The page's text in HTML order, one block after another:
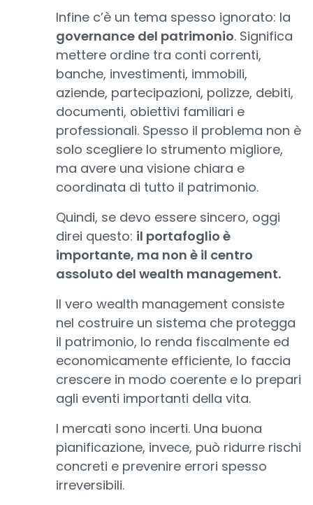
Infine c’è un tema spesso ignorato: la
governance del patrimonio. Significa
mettere ordine tra conti correnti,
banche, investimenti, immobili,
aziende, partecipazioni, polizze, debiti,
documenti, obiettivi familiari e
professionali. Spesso il problema non è
solo scegliere lo strumento migliore,
ma avere una visione chiara e
coordinata di tutto il patrimonio.
Quindi, se devo essere sincero, oggi
direi questo: il portafoglio è
importante, ma non è il centro
assoluto del wealth management.
Il vero wealth management consiste
nel costruire un sistema che protegga
il patrimonio, lo renda fiscalmente ed
economicamente efficiente, lo faccia
crescere in modo coerente e lo prepari
agli eventi importanti della vita.
I mercati sono incerti. Una buona
pianificazione, invece, può ridurre rischi
concreti e prevenire errori spesso
irreversibili.